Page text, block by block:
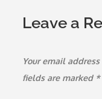
Leave a
Your email
fields are marked *